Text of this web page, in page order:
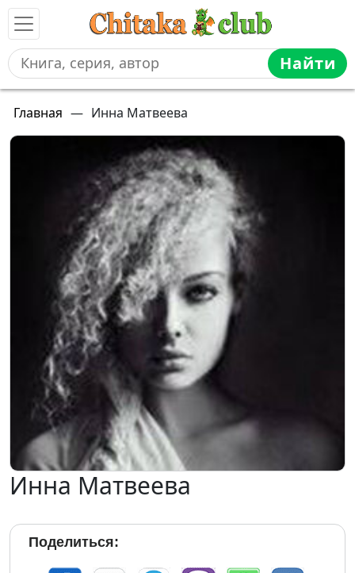
Найти
Главная — Инна Матвеева
Инна Матвеева
Поделиться: